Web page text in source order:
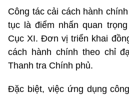
Công tác cải cách hành
tục là điểm nhấn quan
Cục XI. Đơn vị triển khai
cách hành chính theo chỉ
Thanh tra Chính phủ.
Đặc biệt, việc ứng dụng